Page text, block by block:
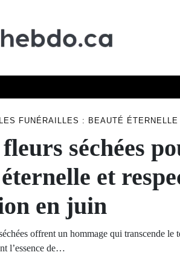
FUNÉRAILLES : BEAUTÉ
séchées
et
en juin
offrent un hommage qui transcende le
l’essence de…